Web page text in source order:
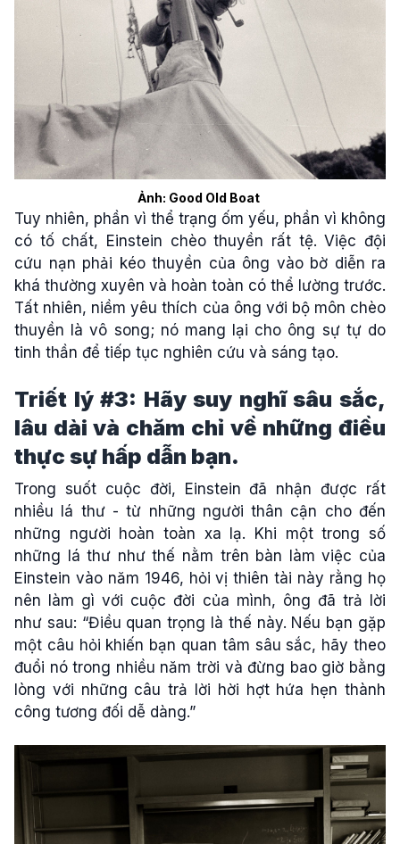
Ảnh: Good Old Boat
Tuy nhiên, phần vì thể trạng ốm yếu, phần vì không
có tố chất, Einstein chèo thuyền rất tệ. Việc đội
cứu nạn phải kéo thuyền của ông vào bờ diễn ra
khá thường xuyên và hoàn toàn có thể lường trước.
Tất nhiên, niềm yêu thích của ông với bộ môn chèo
thuyền là vô song; nó mang lại cho ông sự tự do
tinh thần để tiếp tục nghiên cứu và sáng tạo.
Triết lý #3: Hãy suy nghĩ sâu sắc,
lâu dài và chăm chỉ về những điều
thực sự hấp dẫn bạn.
Trong suốt cuộc đời, Einstein đã nhận được rất
nhiều lá thư - từ những người thân cận cho đến
những người hoàn toàn xa lạ. Khi một trong số
những lá thư như thế nằm trên bàn làm việc của
Einstein vào năm 1946, hỏi vị thiên tài này rằng họ
nên làm gì với cuộc đời của mình, ông đã trả lời
như sau: “Điều quan trọng là thế này. Nếu bạn gặp
một câu hỏi khiến bạn quan tâm sâu sắc, hãy theo
đuổi nó trong nhiều năm trời và đừng bao giờ bằng
lòng với những câu trả lời hời hợt hứa hẹn thành
công tương đối dễ dàng.”